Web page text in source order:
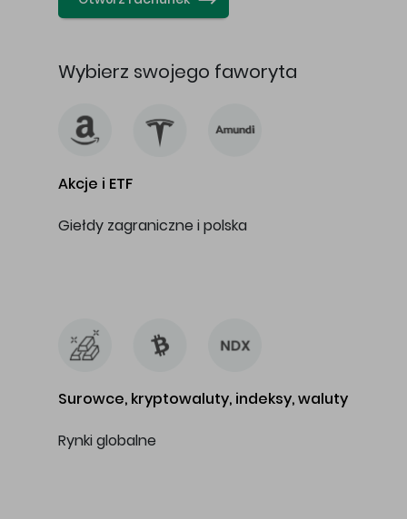
Wybierz swojego faworyta
Akcje i ETF
Giełdy zagraniczne i polska
Surowce, kryptowaluty, indeksy, waluty
Rynki globalne